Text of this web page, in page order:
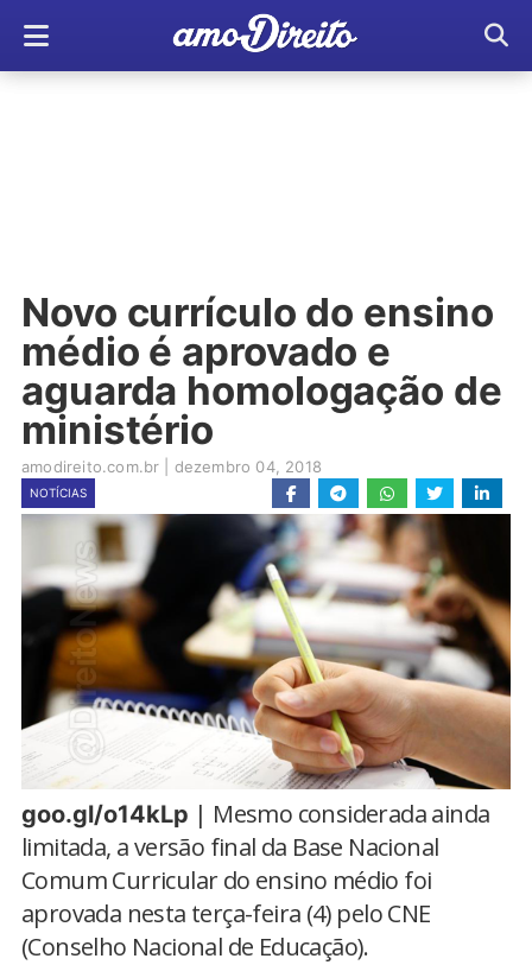
Novo currículo do ensino
médio é aprovado e
aguarda homologação de
ministério
amodireito.com.br dezembro 04, 2018
NOTÍCIAS
goo.gl/o14kLp | Mesmo considerada ainda
limitada, a versão final da Base Nacional
Comum Curricular do ensino médio foi
aprovada nesta terça-feira (4) pelo CNE
(Conselho Nacional de Educação).